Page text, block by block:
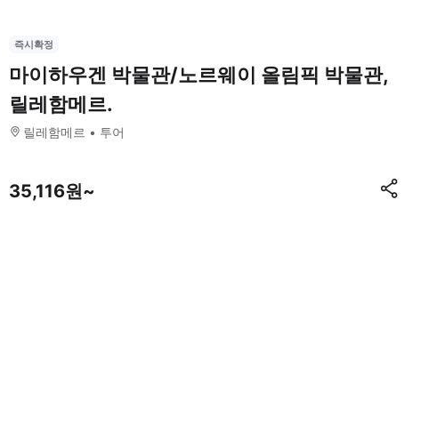
즉시확정
마이하우겐 박물관/노르웨이 올림픽 박물관,
릴레함메르.
릴레함메르 투어
35,116원~